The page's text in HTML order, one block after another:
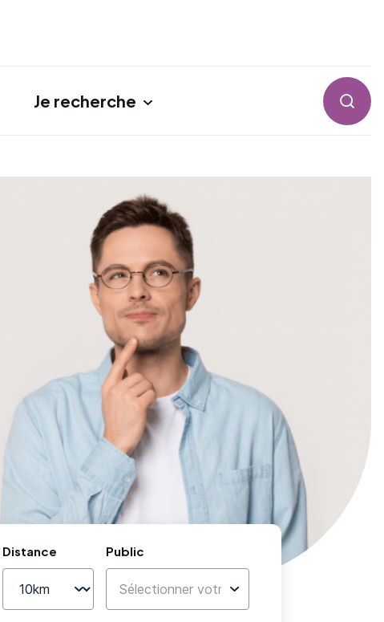
Je recherche
Distance Public